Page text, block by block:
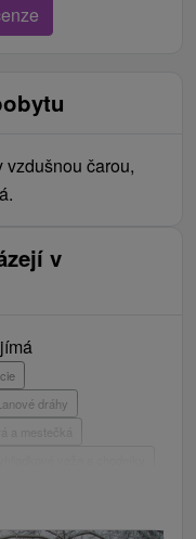
čarou,
v
dráhy
a mestečká